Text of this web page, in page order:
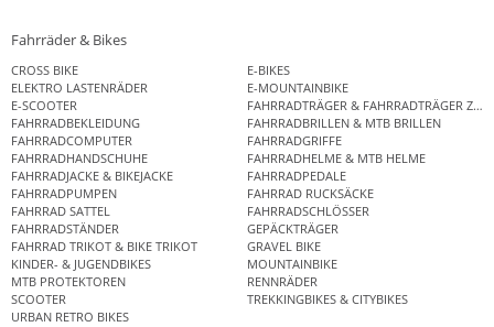
Fahrräder & Bikes
CROSS BIKE
E-BIKES
ELEKTRO LASTENRÄDER
E-MOUNTAINBIKE
E-SCOOTER
FAHRRADTRÄGER & FAHRRADTRÄGER
FAHRRADBEKLEIDUNG
FAHRRADBRILLEN & MTB BRILLEN
FAHRRADCOMPUTER
FAHRRADGRIFFE
FAHRRADHANDSCHUHE
FAHRRADHELME & MTB HELME
FAHRRADJACKE & BIKEJACKE
FAHRRADPEDALE
FAHRRADPUMPEN
FAHRRAD RUCKSÄCKE
FAHRRAD SATTEL
FAHRRADSCHLÖSSER
FAHRRADSTÄNDER
GEPÄCKTRÄGER
FAHRRAD TRIKOT & BIKE TRIKOT
GRAVEL BIKE
KINDER- & JUGENDBIKES
MOUNTAINBIKE
MTB PROTEKTOREN
RENNRÄDER
SCOOTER
TREKKINGBIKES & CITYBIKES
URBAN RETRO BIKES